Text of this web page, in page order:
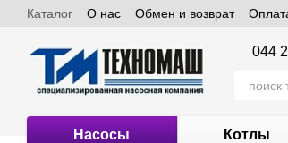
Перейти к основному контенту
Каталог О нас Обмен и возврат
044
Насосы Котлы